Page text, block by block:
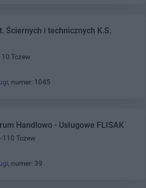
Ściernych i technicznych K.S.
Tczew
, numer: 1045
Handlowo - Usługowe FLISAK
110 Tczew
, numer: 39